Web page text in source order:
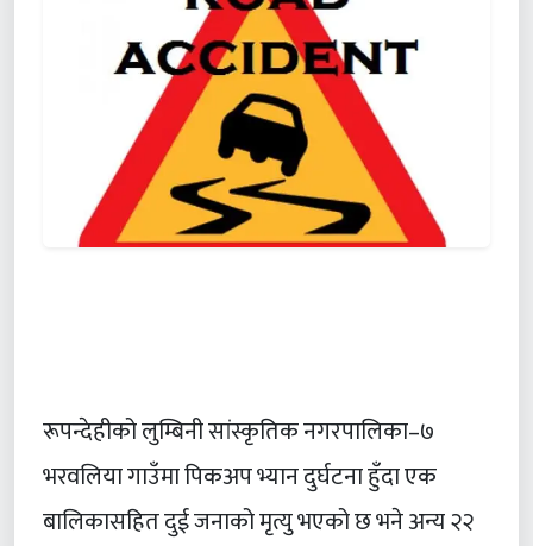
रूपन्देहीको लुम्बिनी सांस्कृतिक नगरपालिका–७
भरवलिया गाउँमा पिकअप भ्यान दुर्घटना हुँदा एक
बालिकासहित दुई जनाको मृत्यु भएको छ भने अन्य २२